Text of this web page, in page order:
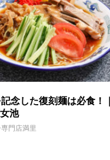
念した復刻麺は必食！｜
池
門店満里